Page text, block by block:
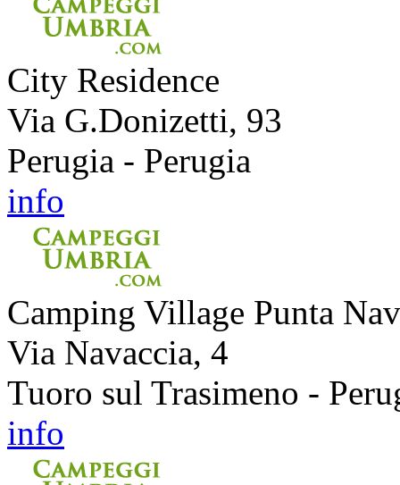
City Residence
Via G.Donizetti, 93
Perugia - Perugia
info
Camping Village Punta
Via Navaccia, 4
Tuoro sul Trasimeno -
info